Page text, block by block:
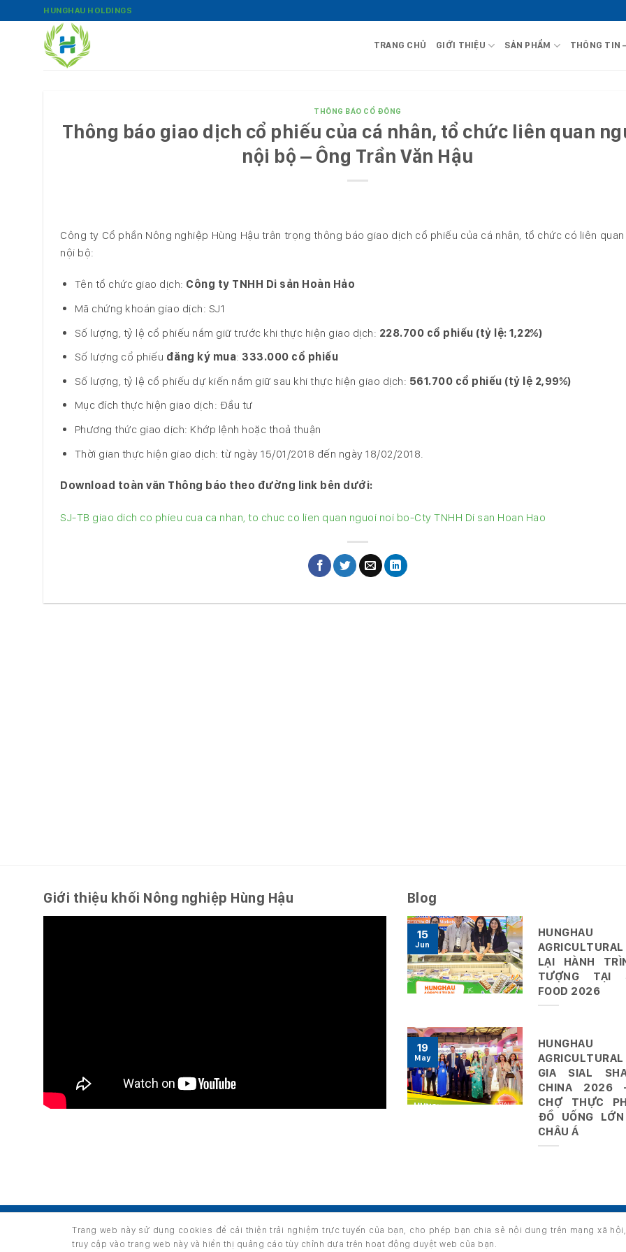
qua
HUNGHAU HOLDINGS
TRANG CHỦ GIỚI THIỆU SẢN PHẨM THÔNG TIN
THÔNG BÁO CỔ ĐÔNG
Thông báo giao dịch cổ phiếu của cá nhân, tổ chức liên quan
nội bộ – Ông Trần Văn Hậu
Công ty Cổ phần Nông nghiệp Hùng Hậu trân trọng thông báo giao dịch cổ phiếu của cá nhân, tổ chức có liên
nội bộ:
Tên tổ chức giao dịch: Công ty TNHH Di sản Hoàn Hảo
Mã chứng khoán giao dịch: SJ1
Số lượng, tỷ lệ cổ phiếu nắm giữ trước khi thực hiện giao dịch: 228.700 cổ phiếu (tỷ lệ: 1,22%)
Số lượng cổ phiếu đăng ký mua: 333.000 cổ phiếu
Số lượng, tỷ lệ cổ phiếu dự kiến nắm giữ sau khi thực hiện giao dịch: 561.700 cổ phiếu (tỷ lệ 2,99%)
Mục đích thực hiện giao dịch: Đầu tư
Phương thức giao dịch: Khớp lệnh hoặc thoả thuận
Thời gian thực hiện giao dịch: từ ngày 15/01/2018 đến ngày 18/02/2018.
Download toàn văn Thông báo theo đường link bên dưới:
SJ-TB giao dich co phieu cua ca nhan, to chuc co lien quan nguoi noi bo-Cty TNHH Di san Hoan Hao
Giới thiệu khối Nông nghiệp Hùng Hậu Blog
HUNGHAU
LẠI HÀNH
TƯỢNG TẠI
FOOD 2026
15
Jun
HUNGHAU
GIA SIAL
CHINA 2026
CHỢ THỰC
ĐỒ UỐNG
CHÂU Á
19
May
GIỚI THIỆU
Copyright 2026 ©thuộc HUNGHAU HOLDINGS. All rights reserved.
Trang web này sử dụng cookies để cải thiện trải nghiệm trực tuyến của bạn, cho phép bạn chia sẻ nội dung trên mạng xã
truy cập vào trang web này và hiển thị quảng cáo tùy chỉnh dựa trên hoạt động duyệt web của bạn.